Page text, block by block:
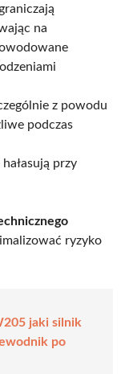
na
z powodu
podczas
przy
ryzyko
jaki silnik
po